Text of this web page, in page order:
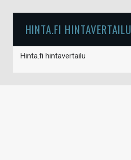
HINTA.FI HINTAVERTAILU
Hinta.fi hintavertailu